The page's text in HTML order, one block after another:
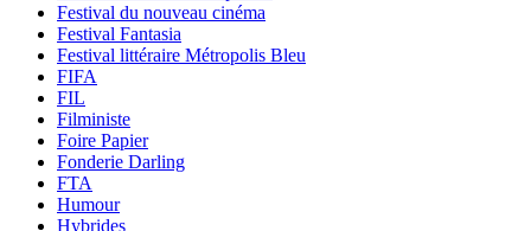
Festival du nouveau cinéma
Festival Fantasia
Festival littéraire Métropolis Bleu
FIFA
FIL
Filministe
Foire Papier
Fonderie Darling
FTA
Humour
Hybrides